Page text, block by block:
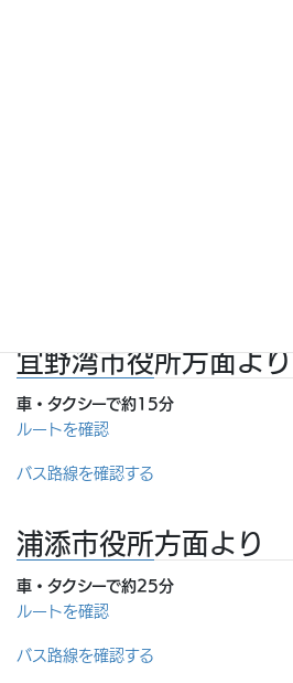
宜野湾市役所方面より
車・タクシーで約15分
ルートを確認
バス路線を確認する
浦添市役所方面より
車・タクシーで約25分
ルートを確認
バス路線を確認する